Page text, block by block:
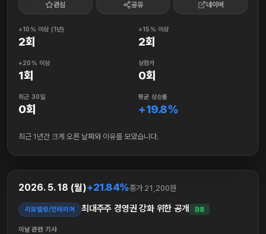
관심 공유 네이버
+10% 이상 (1년)
2회
+15% 이상
2회
+20% 이상
1회
상한가
0회
최근 30일
0회
평균 상승률
+19.8%
최근 1년간 크게 오른 날짜와 이유를 모았습니다.
2026. 5. 18 (월)+21.84%종가 21,200원
리모델링/인테리어 최대주주 경영권 강화 위한 공개 검증
이날 관련 기사